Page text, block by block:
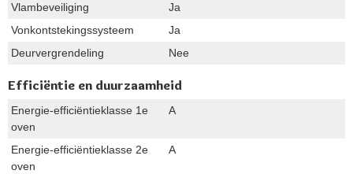
Vlambeveiliging
Ja
Vonkontstekingssysteem
Ja
Deurvergrendeling
Nee
Efficiëntie en duurzaamheid
Energie-efficiëntieklasse 1e
oven
A
Energie-efficiëntieklasse 2e
oven
A